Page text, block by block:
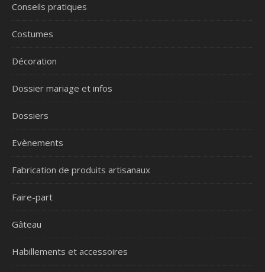
Conseils pratiques
Costumes
Décoration
Dossier mariage et infos
Dossiers
Evènements
Fabrication de produits artisanaux
Faire-part
Gâteau
Habillements et accessoires